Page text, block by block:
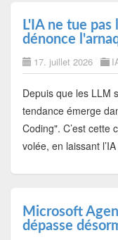
L'IA ne tue
dénonce
17. juillet 2026
Depuis que les LLM
tendance émerge
Coding". C’est cette
volée, en laissant
Microsoft
dépasse